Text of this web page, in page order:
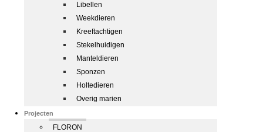
Libellen
Weekdieren
Kreeftachtigen
Stekelhuidigen
Manteldieren
Sponzen
Holtedieren
Overig marien
Projecten
FLORON